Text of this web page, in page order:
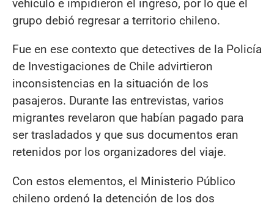
vehículo e impidieron el ingreso, por lo que el
grupo debió regresar a territorio chileno.
Fue en ese contexto que detectives de la Policía
de Investigaciones de Chile advirtieron
inconsistencias en la situación de los
pasajeros. Durante las entrevistas, varios
migrantes revelaron que habían pagado para
ser trasladados y que sus documentos eran
retenidos por los organizadores del viaje.
Con estos elementos, el Ministerio Público
chileno ordenó la detención de los dos